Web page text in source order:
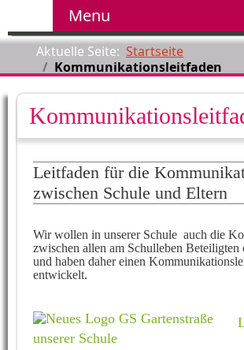
Menu
Aktuelle Seite: Startseite
Kommunikationsleitfaden
Leitfaden für die
zwischen Schule und Eltern
Wir wollen in unserer Schule auch die
zwischen allen am Schulleben Beteiligten
und haben daher einen
entwickelt.
unserer Schule